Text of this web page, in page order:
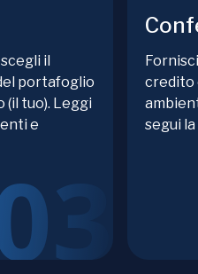
il
portafoglio
(il tuo). Leggi
e
credito
segui